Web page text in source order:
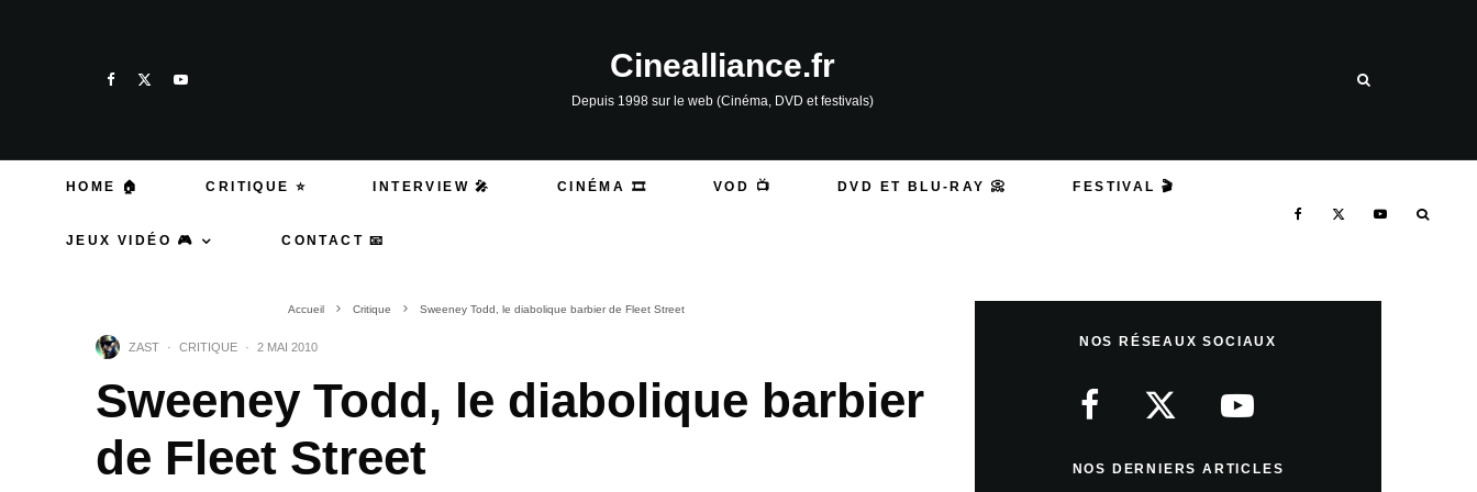
Cinealliance.fr
Depuis 1998 sur le web (Cinéma, DVD et festivals)
HOME 🏠 CRITIQUE ⭐ INTERVIEW 🎤 CINÉMA 🎞️ VOD 📺 DVD ET BLU-RAY 📀 FESTIVAL 🎬
JEUX VIDÉO 🎮 CONTACT 📧
Accueil Critique Sweeney Todd, le diabolique barbier de Fleet Street
ZAST · CRITIQUE · 2 MAI 2010
Sweeney Todd, le diabolique barbier
de Fleet Street
NOS RÉSEAUX SOCIAUX
NOS DERNIERS ARTICLES